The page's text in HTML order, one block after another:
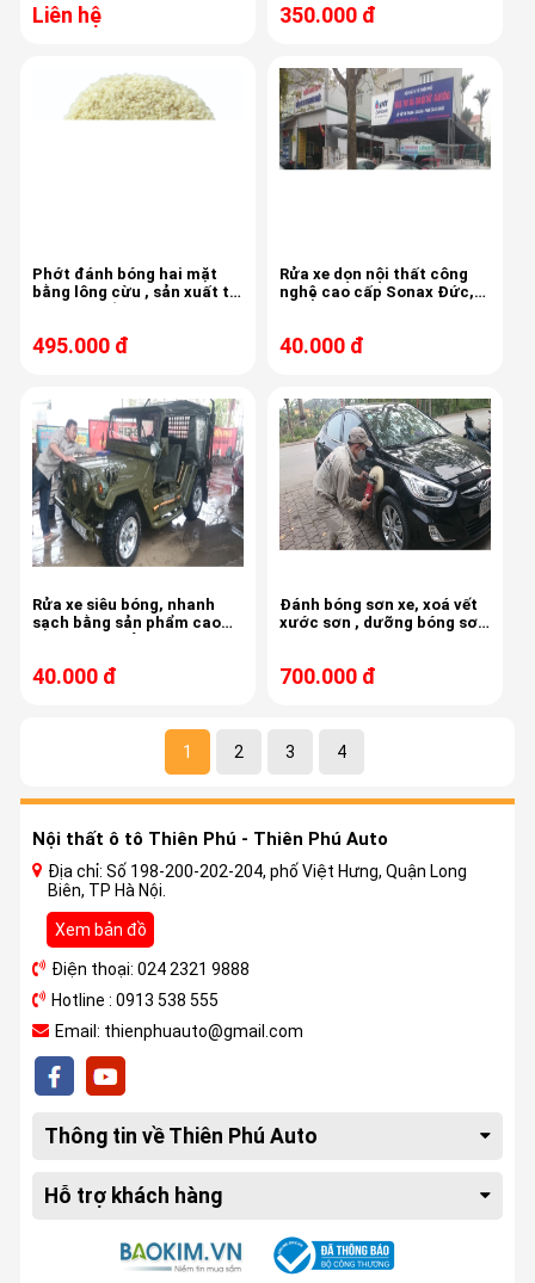
Liên hệ
sơn
350.000 đ
Phớt đánh bóng hai mặt
bằng lông cừu , sản xuất tại
495.000 đ
Rửa xe dọn nội thất công
nghệ cao cấp Sonax Đức,
40.000 đ
Rửa xe siêu bóng, nhanh
sạch bằng sản phẩm cao
40.000 đ
Đánh bóng sơn xe, xoá vết
xước sơn , dưỡng bóng sơn
700.000 đ
1 2 3 4
Nội thất ô tô Thiên Phú - Thiên Phú Auto
Địa chỉ: Số 198-200-202-204, phố Việt Hưng, Quận Long
Biên, TP Hà Nội.
Xem bản đồ
Điện thoại: 024 2321 9888
Hotline : 0913 538 555
Email: thienphuauto@gmail.com
Thông tin về Thiên Phú Auto
Hỗ trợ khách hàng